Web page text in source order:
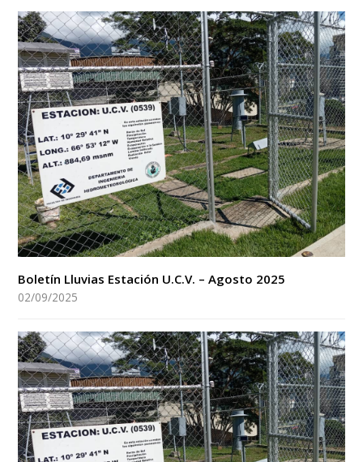
Boletín Lluvias Estación U.C.V. – Agosto 2025
02/09/2025